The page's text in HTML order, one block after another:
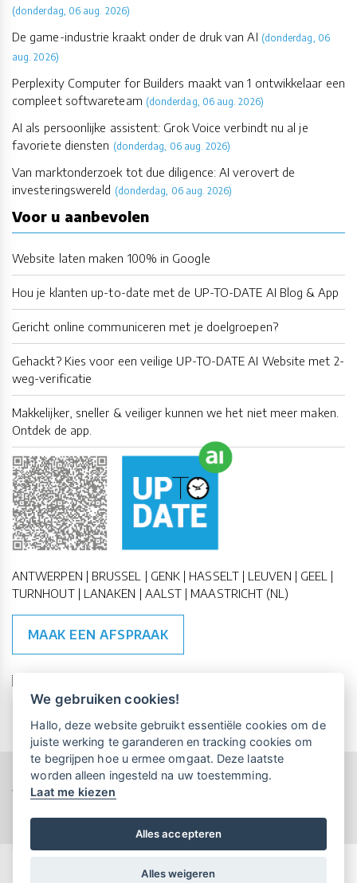
(donderdag, 06 aug. 2026)
De game-industrie kraakt onder de druk van AI (donderdag, 06
aug. 2026)
Perplexity Computer for Builders maakt van 1 ontwikkelaar een
compleet softwareteam (donderdag, 06 aug. 2026)
AI als persoonlijke assistent: Grok Voice verbindt nu al je
favoriete diensten (donderdag, 06 aug. 2026)
Van marktonderzoek tot due diligence: AI verovert de
investeringswereld (donderdag, 06 aug. 2026)
Voor u aanbevolen
Website laten maken 100% in Google
Hou je klanten up-to-date met de UP-TO-DATE AI Blog & App
Gericht online communiceren met je doelgroepen?
Gehackt? Kies voor een veilige UP-TO-DATE AI Website met 2-
weg-verificatie
Makkelijker, sneller & veiliger kunnen we het niet meer maken.
Ontdek de app.
ANTWERPEN | BRUSSEL | GENK | HASSELT | LEUVEN | GEEL |
TURNHOUT | LANAKEN | AALST | MAASTRICHT (NL)
MAAK EEN AFSPRAAK
🇪🇺 🇧🇪
Copyright All Rights Reserved © 2015-2026 UP-TO-DATE
WebDesign
Privacy & Cookies
Locations Algemene Voorwaarden
We gebruiken cookies!
Hallo, deze website gebruikt essentiële cookies om de
juiste werking te garanderen en tracking cookies om
te begrijpen hoe u ermee omgaat. Deze laatste
worden alleen ingesteld na uw toestemming.
Laat me kiezen
Alles accepteren
Alles weigeren
een persoonlijke demo.
Maandelijks gratis opleidingen